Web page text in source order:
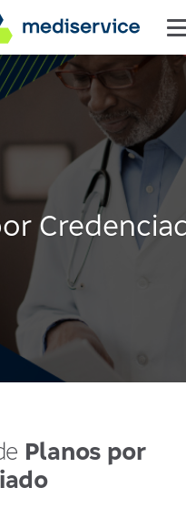
Planos por